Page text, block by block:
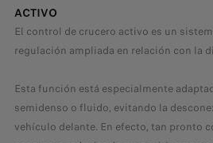
ACTIVO
El control de crucero activo es un
regulación ampliada en relación con la
Esta función está especialmente
semidenso o fluido, evitando la
vehículo delante. En efecto, tan pronto